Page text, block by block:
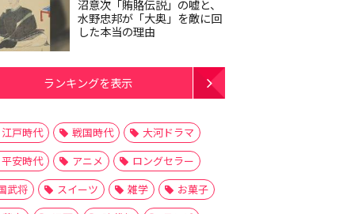
沼意次「賄賂伝説」の嘘と、
水野忠邦が「大奥」を敵に回
した本当の理由
ランキングを表示
江戸時代 戦国時代
大河ドラマ
平安時代
アニメ
ロングセラー
武将
スイーツ 雑学
お菓子